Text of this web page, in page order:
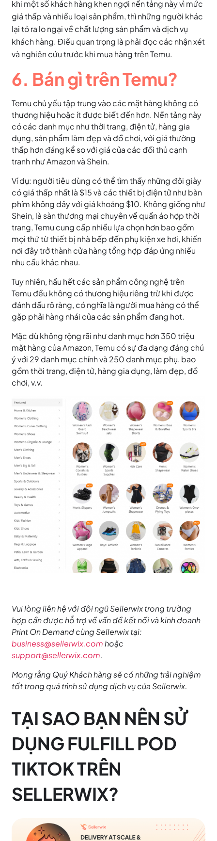
khi một số khách hàng khen ngợi nền tảng này vì mức
giá thấp và nhiều loại sản phẩm, thì những người khác
lại tỏ ra lo ngại về chất lượng sản phẩm và dịch vụ
khách hàng. Điều quan trọng là phải đọc các nhận xét
và nghiên cứu trước khi mua hàng trên Temu.
6. Bán gì trên Temu?
Temu chủ yếu tập trung vào các mặt hàng không có
thương hiệu hoặc ít được biết đến hơn. Nền tảng này
có các danh mục như thời trang, điện tử, hàng gia
dụng, sản phẩm làm đẹp và đồ chơi, với giá thường
thấp hơn đáng kể so với giá của các đối thủ cạnh
tranh như Amazon và Shein.
Ví dụ: người tiêu dùng có thể tìm thấy những đôi giày
có giá thấp nhất là $15 và các thiết bị điện tử như bàn
phím không dây với giá khoảng $10. Không giống như
Shein, là sàn thương mại chuyên về quần áo hợp thời
trang, Temu cung cấp nhiều lựa chọn hơn bao gồm
mọi thứ từ thiết bị nhà bếp đến phụ kiện xe hơi, khiến
nơi đây trở thành cửa hàng tổng hợp đáp ứng nhiều
nhu cầu khác nhau.
Tuy nhiên, hầu hết các sản phẩm công nghệ trên
Temu đều không có thương hiệu riêng trừ khi được
đánh dấu rõ ràng, có nghĩa là người mua hàng có thể
gặp phải hàng nhái của các sản phẩm đang hot.
Mặc dù không rộng rãi như danh mục hơn 350 triệu
mặt hàng của Amazon, Temu có sự đa dạng đáng chú
ý với 29 danh mục chính và 250 danh mục phụ, bao
gồm thời trang, điện tử, hàng gia dụng, làm đẹp, đồ
chơi, v.v.
Vui lòng liên hệ với đội ngũ Sellerwix trong trường
hợp cần được hỗ trợ về vấn đề kết nối và kinh doanh
Print On Demand cùng Sellerwix tại:
business@sellerwix.comhoặc
support@sellerwix.com.
Mong rằng Quý Khách hàng sẽ có những trải nghiệm
tốt trong quá trình sử dụng dịch vụ của Sellerwix.
TẠI SAO BẠN NÊN SỬ
DỤNG FULFILL POD
TIKTOK TRÊN
SELLERWIX?